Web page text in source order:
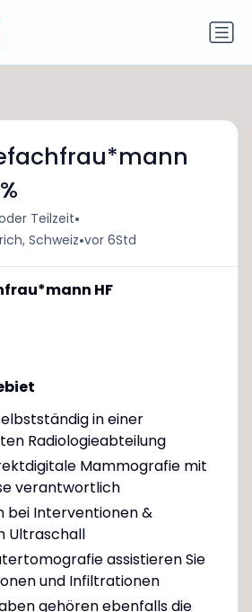
Teilzeit•
Schweiz•vor 6Std
HF
in einer
Radiologieabteilung
Mammografie mit
verantwortlich
bei Interventionen &
Ultraschall
assistieren Sie
und Infiltrationen
gehören ebenfalls die